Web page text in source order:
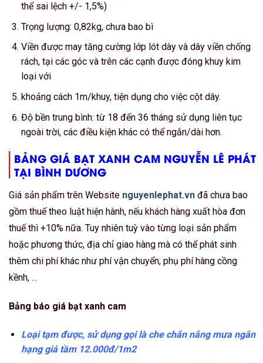
thể sai lệch +/- 1,5%)
Trọng lượng: 0,82kg, chưa bao bì
Viền được may tăng cường lớp lót dày và dây viền chống
rách, tại các góc và trên các cạnh được đóng khuy kim
loại với
khoảng cách 1m/khuy, tiện dụng cho việc cột dây.
Độ bền trung bình: từ 18 đến 36 tháng sử dụng liên tục
ngoài trời, các điều kiện khác có thể ngắn/dài hơn.
BẢNG GIÁ BẠT XANH CAM NGUYỄN LÊ PHÁT
TẠI BÌNH DƯƠNG
Giá sản phẩm trên Website nguyenlephat.vn đã chưa bao
gồm thuế theo luật hiện hành, nếu khách hàng xuất hòa đơn
thuế thì +10% nữa. Tuy nhiên tuỳ vào từng loại sản phẩm
hoặc phương thức, địa chỉ giao hàng mà có thể phát sinh
thêm chi phí khác như phí vận chuyển, phụ phí hàng cồng
kềnh, …
Bảng báo giá bạt xanh cam
Loại tạm được, sử dụng gọi là che chắn nắng mưa ngắn
hạng giá tầm 12.000đ/1m2